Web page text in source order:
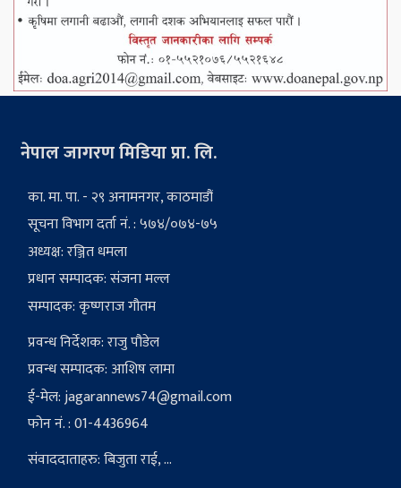
नेपाल जागरण मिडिया प्रा. लि.
का. मा. पा. - २९ अनामनगर, काठमाडौं
सूचना विभाग दर्ता नं. : ५७४/०७४-७५
अध्यक्ष: रञ्जित धमला
प्रधान सम्पादक: संजना मल्ल
सम्पादक: कृष्णराज गौतम
प्रवन्ध निर्देशक: राजु पौडेल
प्रवन्ध सम्पादक: आशिष लामा
ई-मेल:jagarannews74@gmail.com
फोन नं. : 01-4436964
संवाददाताहरु: बिजुता राई, ...